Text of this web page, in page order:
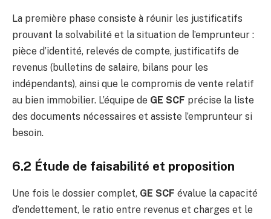
La première phase consiste à réunir les justificatifs
prouvant la solvabilité et la situation de l’emprunteur :
pièce d’identité, relevés de compte, justificatifs de
revenus (bulletins de salaire, bilans pour les
indépendants), ainsi que le compromis de vente relatif
au bien immobilier. L’équipe de GE SCF précise la liste
des documents nécessaires et assiste l’emprunteur si
besoin.
6.2 Étude de faisabilité et proposition
Une fois le dossier complet, GE SCF évalue la capacité
d’endettement, le ratio entre revenus et charges et le